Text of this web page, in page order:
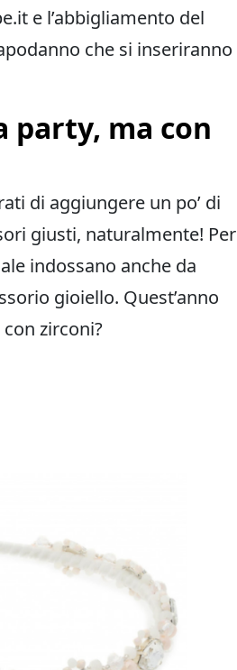
e l’abbigliamento del
che si inseriranno
party, ma con
di aggiungere un po’ di
giusti, naturalmente! Per
indossano anche da
gioiello. Quest’anno
zirconi?